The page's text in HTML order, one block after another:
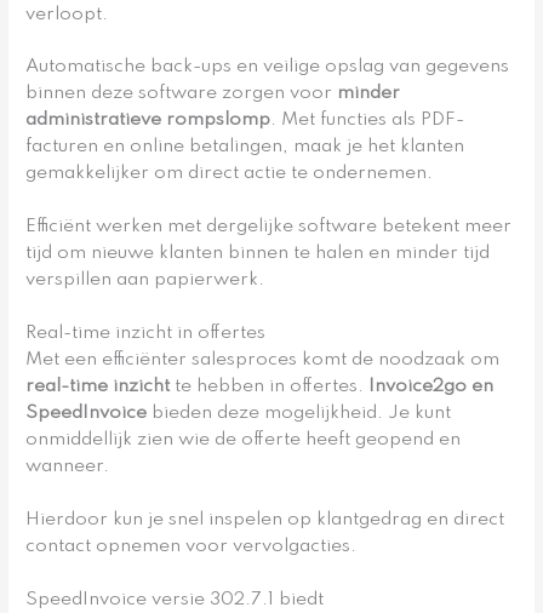
verloopt.
Automatische back-ups en veilige opslag van gegevens
binnen deze software zorgen voor minder
administratieve rompslomp. Met functies als PDF-
facturen en online betalingen, maak je het klanten
gemakkelijker om direct actie te ondernemen.
Efficiënt werken met dergelijke software betekent meer
tijd om nieuwe klanten binnen te halen en minder tijd
verspillen aan papierwerk.
Real-time inzicht in offertes
Met een efficiënter salesproces komt de noodzaak om
real-time inzichtte hebben in offertes.
Invoice2go en
SpeedInvoice bieden deze mogelijkheid. Je kunt
onmiddellijk zien wie de offerte heeft geopend en
wanneer.
Hierdoor kun je snel inspelen op klantgedrag en direct
contact opnemen voor vervolgacties.
SpeedInvoice versie 302.7.1 biedt